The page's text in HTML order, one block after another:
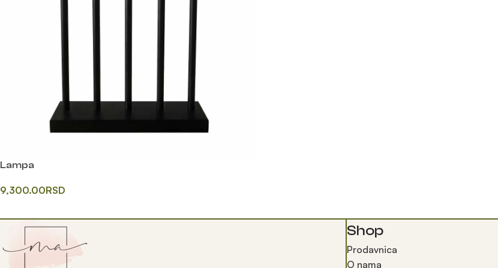
Lampa
9,300.00RSD
Shop
Prodavnica
O nama